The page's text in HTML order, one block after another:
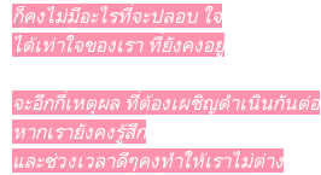
ก็คงไม่มีอะไรที่จะปลอบ ใจ
ได้เท่าใจของเรา ที่ยังคงอยู่
จะอีกกี่เหตุผล ที่ต้องเผชิญดำเนินกันต่อ
หากเรายังคงรู้สึก
และช่วงเวลาดีๆคงทำให้เราไม่ต่าง